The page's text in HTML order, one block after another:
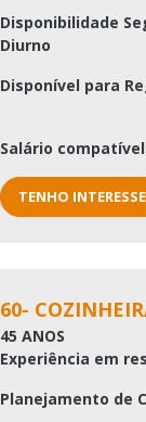
Disponibilidade
Diurno
Disponível para
Salário
TENHO INTERESSE
60-
45 ANOS
Experiência em
Planejamento de